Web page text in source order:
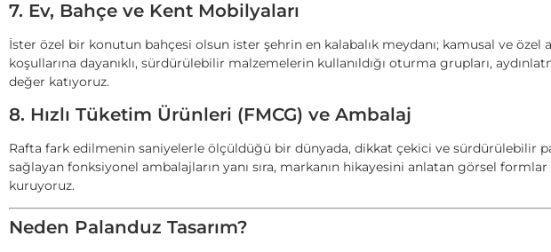
7. Ev, Bahçe ve Kent Mobilyaları
İster özel bir konutun bahçesi olsun ister şehrin en kalabalık meydanı; kamusal ve
koşullarına dayanıklı, sürdürülebilir malzemelerin kullanıldığı oturma grupları,
değer katıyoruz.
8. Hızlı Tüketim Ürünleri (FMCG) ve Ambalaj
Rafta fark edilmenin saniyelerle ölçüldüğü bir dünyada, dikkat çekici ve sürdürülebilir
sağlayan fonksiyonel ambalajların yanı sıra, markanın hikayesini anlatan görsel
kuruyoruz.
Neden Palanduz Tasarım?